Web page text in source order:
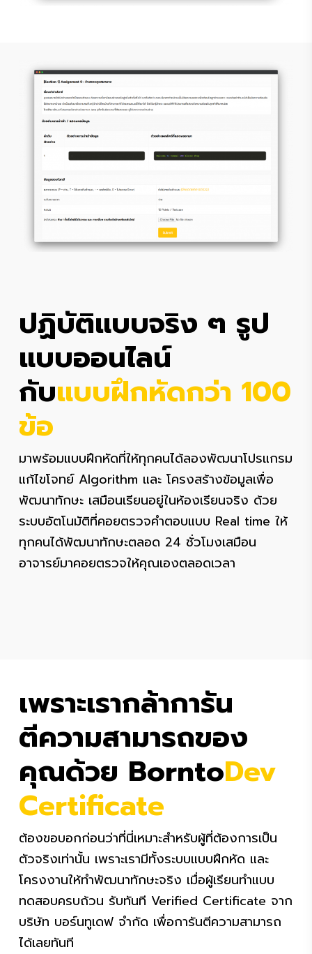
ปฏิบัติแบบจริง ๆ รูป
แบบออนไลน์
กับแบบฝึกหัดกว่า 100
ข้อ
มาพร้อมแบบฝึกหัดที่ให้ทุกคนได้ลองพัฒนาโปรแกรม
แก้ไขโจทย์ Algorithm และ โครงสร้างข้อมูลเพื่อ
พัฒนาทักษะ เสมือนเรียนอยู่ในห้องเรียนจริง ด้วย
ระบบอัตโนมัติที่คอยตรวจคำตอบแบบ Real time ให้
ทุกคนได้พัฒนาทักษะตลอด 24 ชั่วโมงเสมือน
อาจารย์มาคอยตรวจให้คุณเองตลอดเวลา
เพราะเรากล้าการัน
ตีความสามารถของ
คุณด้วย BorntoDev
Certificate
ต้องขอบอกก่อนว่าที่นี่เหมาะสำหรับผู้ที่ต้องการเป็น
ตัวจริงเท่านั้น เพราะเรามีทั้งระบบแบบฝึกหัด และ
โครงงานให้ทำพัฒนาทักษะจริง เมื่อผู้เรียนทำแบบ
ทดสอบครบถ้วน รับทันที Verified Certificate จาก
บริษัท บอร์นทูเดฟ จำกัด เพื่อการันตีความสามารถ
ได้เลยทันที